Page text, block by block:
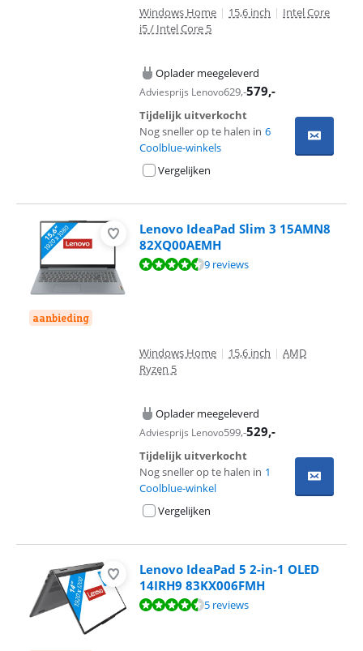
Windows Home | 15,6 inch | Intel Core
i5 / Intel Core 5
Oplader meegeleverd
Adviesprijs Lenovo629,-579,-
Tijdelijk uitverkocht
Nog sneller op te halen in 6
Coolblue-winkels
Vergelijken
aanbieding
Lenovo IdeaPad Slim 3 15AMN8
82XQ00AEMH
Beoordeling is 8,9 van de 10, gebaseerd op 9 reviews.
9 reviews
Windows Home | 15,6 inch | AMD
Ryzen 5
Oplader meegeleverd
Adviesprijs Lenovo599,-529,-
Tijdelijk uitverkocht
Nog sneller op te halen in 1
Coolblue-winkel
Vergelijken
Lenovo IdeaPad 5 2-in-1 OLED
14IRH9 83KX006FMH
Beoordeling is 8,6 van de 10, gebaseerd op 5 reviews.
5 reviews